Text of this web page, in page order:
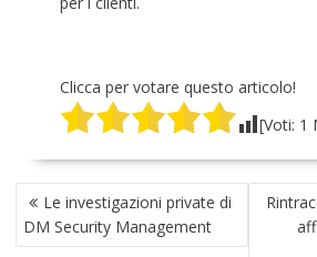
Clicca per votare questo articolo!
[Voti: 1
NAVIGAZIONE
ARTICOLI
Le investigazioni private di
DM Security Management